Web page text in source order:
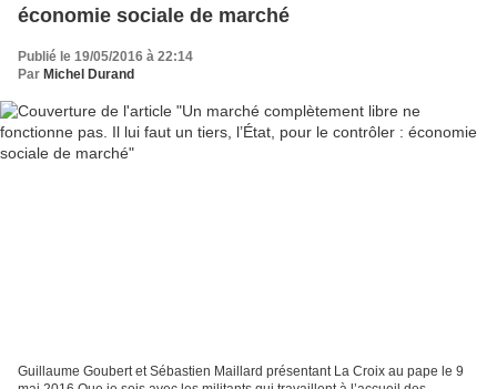
économie sociale de marché
Publié le 19/05/2016 à 22:14
Par Michel Durand
Guillaume Goubert et Sébastien Maillard présentant La Croix au pape le 9